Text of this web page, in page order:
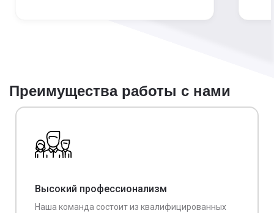
Преимущества работы с нами
Высокий профессионализм
Наша команда состоит из квалифицированных